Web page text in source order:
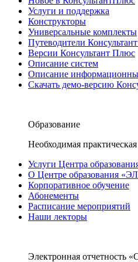
Услуги и поддержка
Конструкторы
Универсальные комплекты
Путеводители
Версии Консультант Плюс
Описание систем
Описание
Скачать демо-версию
Образование
Необходимая
Услуги Центра
О Центре образования
Корпоративное обучение
Абонементы
Расписание мероприятий
Наши лекторы
Электронная отчетность